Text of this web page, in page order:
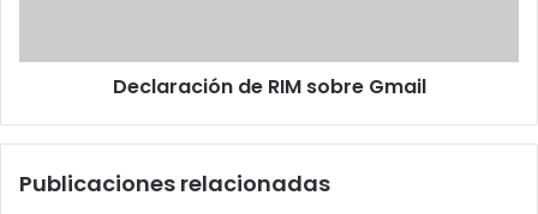
Declaración de RIM sobre Gmail
Publicaciones relacionadas